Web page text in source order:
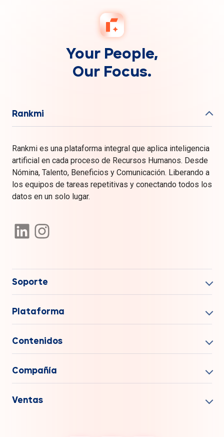
Your People,
Our Focus.
Rankmi
Rankmi es una plataforma integral que aplica inteligencia
artificial en cada proceso de Recursos Humanos. Desde
Nómina, Talento, Beneficios y Comunicación. Liberando a
los equipos de tareas repetitivas y conectando todos los
datos en un solo lugar.
Soporte
Plataforma
Contenidos
Compañía
Ventas